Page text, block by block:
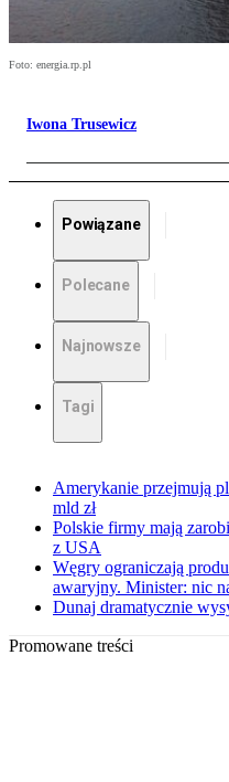
Foto: energia.rp.pl
Iwona Trusewicz
Powiązane
Polecane
Najnowsze
Tagi
Amerykanie przejmują
mld zł
Polskie firmy mają
z USA
Węgry ograniczają
awaryjny. Minister: nic
Dunaj dramatycznie
Promowane treści